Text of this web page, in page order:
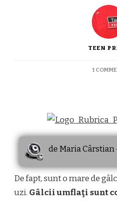
TEEN
1
de Maria
De fapt, sunt o mare de
uzi. Gâlcii umflaţi sunt